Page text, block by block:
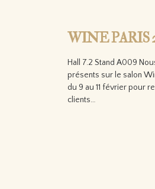
WINE PARIS
Hall 7.2 Stand A009
présents sur le salon
du 9 au 11 février pour
clients…